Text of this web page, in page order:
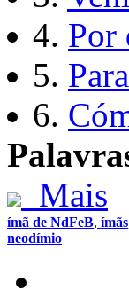
4. Por
5.
6.
Mais
ímã de NdFeB, ímãs
neodímio